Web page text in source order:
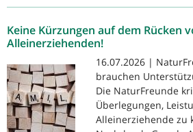
Keine Kürzungen auf dem Rücken
Alleinerziehenden!
16.07.2026 |
brauchen
Die NaturFreunde
Überlegungen,
Alleinerziehende zu